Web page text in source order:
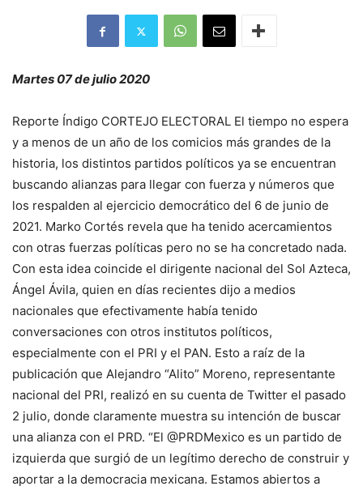
Martes 07 de julio 2020
Reporte Índigo CORTEJO ELECTORAL El tiempo no espera
y a menos de un año de los comicios más grandes de la
historia, los distintos partidos políticos ya se encuentran
buscando alianzas para llegar con fuerza y números que
los respalden al ejercicio democrático del 6 de junio de
2021. Marko Cortés revela que ha tenido acercamientos
con otras fuerzas políticas pero no se ha concretado nada.
Con esta idea coincide el dirigente nacional del Sol Azteca,
Ángel Ávila, quien en días recientes dijo a medios
nacionales que efectivamente había tenido
conversaciones con otros institutos políticos,
especialmente con el PRI y el PAN. Esto a raíz de la
publicación que Alejandro “Alito” Moreno, representante
nacional del PRI, realizó en su cuenta de Twitter el pasado
2 julio, donde claramente muestra su intención de buscar
una alianza con el PRD. “El @PRDMexico es un partido de
izquierda que surgió de un legítimo derecho de construir y
aportar a la democracia mexicana. Estamos abiertos a